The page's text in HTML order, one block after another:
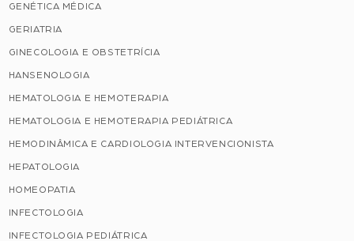
GENÉTICA MÉDICA
GERIATRIA
GINECOLOGIA E OBSTETRÍCIA
HANSENOLOGIA
HEMATOLOGIA E HEMOTERAPIA
HEMATOLOGIA E HEMOTERAPIA PEDIÁTRICA
HEMODINÂMICA E CARDIOLOGIA INTERVENCIONISTA
HEPATOLOGIA
HOMEOPATIA
INFECTOLOGIA
INFECTOLOGIA PEDIÁTRICA